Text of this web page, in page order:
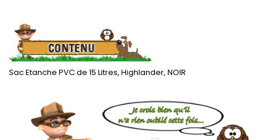
.
Sac Etanche PVC de 15 Litres, Highlander, NOIR
.